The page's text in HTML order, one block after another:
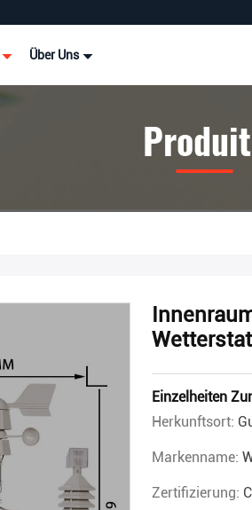
Über Uns
Einzelheiten
Herkunftsort:
Markenname:
Zertifizierung: